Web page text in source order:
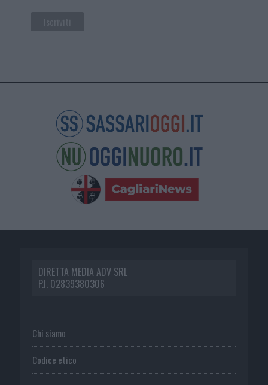
DIRETTA MEDIA ADV SRL
P.I. 02839380306
Chi siamo
Codice etico